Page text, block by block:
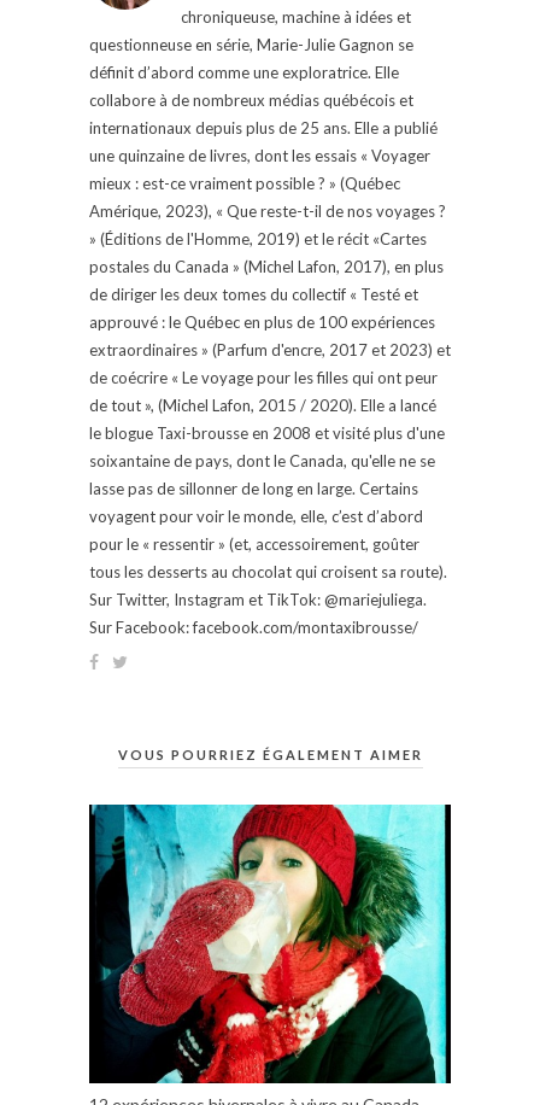
chroniqueuse, machine à idées et
questionneuse en série, Marie-Julie Gagnon se
définit d’abord comme une exploratrice. Elle
collabore à de nombreux médias québécois et
internationaux depuis plus de 25 ans. Elle a publié
une quinzaine de livres, dont les essais « Voyager
mieux : est-ce vraiment possible ? » (Québec
Amérique, 2023), « Que reste-t-il de nos voyages ?
» (Éditions de l'Homme, 2019) et le récit «Cartes
postales du Canada » (Michel Lafon, 2017), en plus
de diriger les deux tomes du collectif « Testé et
approuvé : le Québec en plus de 100 expériences
extraordinaires » (Parfum d'encre, 2017 et 2023) et
de coécrire « Le voyage pour les filles qui ont peur
de tout », (Michel Lafon, 2015 / 2020). Elle a lancé
le blogue Taxi-brousse en 2008 et visité plus d'une
soixantaine de pays, dont le Canada, qu'elle ne se
lasse pas de sillonner de long en large. Certains
voyagent pour voir le monde, elle, c’est d’abord
pour le « ressentir » (et, accessoirement, goûter
tous les desserts au chocolat qui croisent sa route).
Sur Twitter, Instagram et TikTok: @mariejuliega.
Sur Facebook: facebook.com/montaxibrousse/
VOUS POURRIEZ ÉGALEMENT AIMER